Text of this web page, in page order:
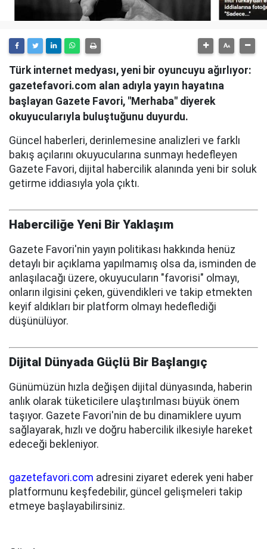
Türk internet medyası, yeni bir oyuncuyu ağırlıyor:
gazetefavori.com alan adıyla yayın hayatına
başlayan Gazete Favori, "Merhaba" diyerek
okuyucularıyla buluştuğunu duyurdu.
Güncel haberleri, derinlemesine analizleri ve farklı
bakış açılarını okuyucularına sunmayı hedefleyen
Gazete Favori, dijital habercilik alanında yeni bir soluk
getirme iddiasıyla yola çıktı.
Haberciliğe Yeni Bir Yaklaşım
Gazete Favori'nin yayın politikası hakkında henüz
detaylı bir açıklama yapılmamış olsa da, isminden de
anlaşılacağı üzere, okuyucuların "favorisi" olmayı,
onların ilgisini çeken, güvendikleri ve takip etmekten
keyif aldıkları bir platform olmayı hedeflediği
düşünülüyor.
Dijital Dünyada Güçlü Bir Başlangıç
Günümüzün hızla değişen dijital dünyasında, haberin
anlık olarak tüketicilere ulaştırılması büyük önem
taşıyor. Gazete Favori'nin de bu dinamiklere uyum
sağlayarak, hızlı ve doğru habercilik ilkesiyle hareket
edeceği bekleniyor.
gazetefavori.com adresini ziyaret ederek yeni haber
platformunu keşfedebilir, güncel gelişmeleri takip
etmeye başlayabilirsiniz.